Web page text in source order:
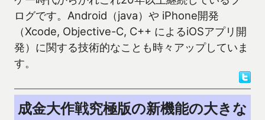
ログです。Android（java）や iPhone開発
（Xcode, Objective-C, C++ によるiOSアプリ開
発）に関する技術的なことも時々アップしていま
す。
成金大作戦究極版の新機能の大きな